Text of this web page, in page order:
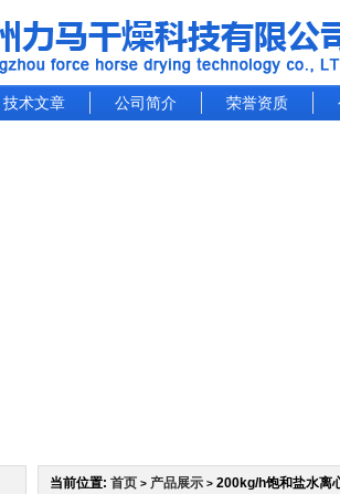
技术文章 公司简介 荣誉资质
当前位置: 首页 > 产品展示 > 200kg/h饱和盐水离